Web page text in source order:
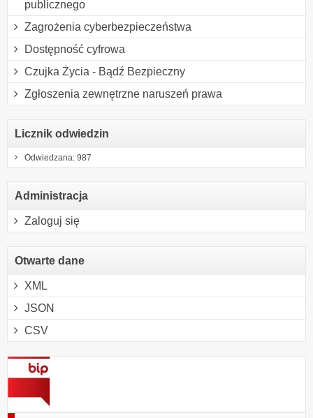
publicznego
Zagrożenia cyberbezpieczeństwa
Dostępność cyfrowa
Czujka Życia - Bądź Bezpieczny
Zgłoszenia zewnętrzne naruszeń prawa
Licznik odwiedzin
Odwiedzana: 987
Administracja
Zaloguj się
Otwarte dane
XML
JSON
CSV